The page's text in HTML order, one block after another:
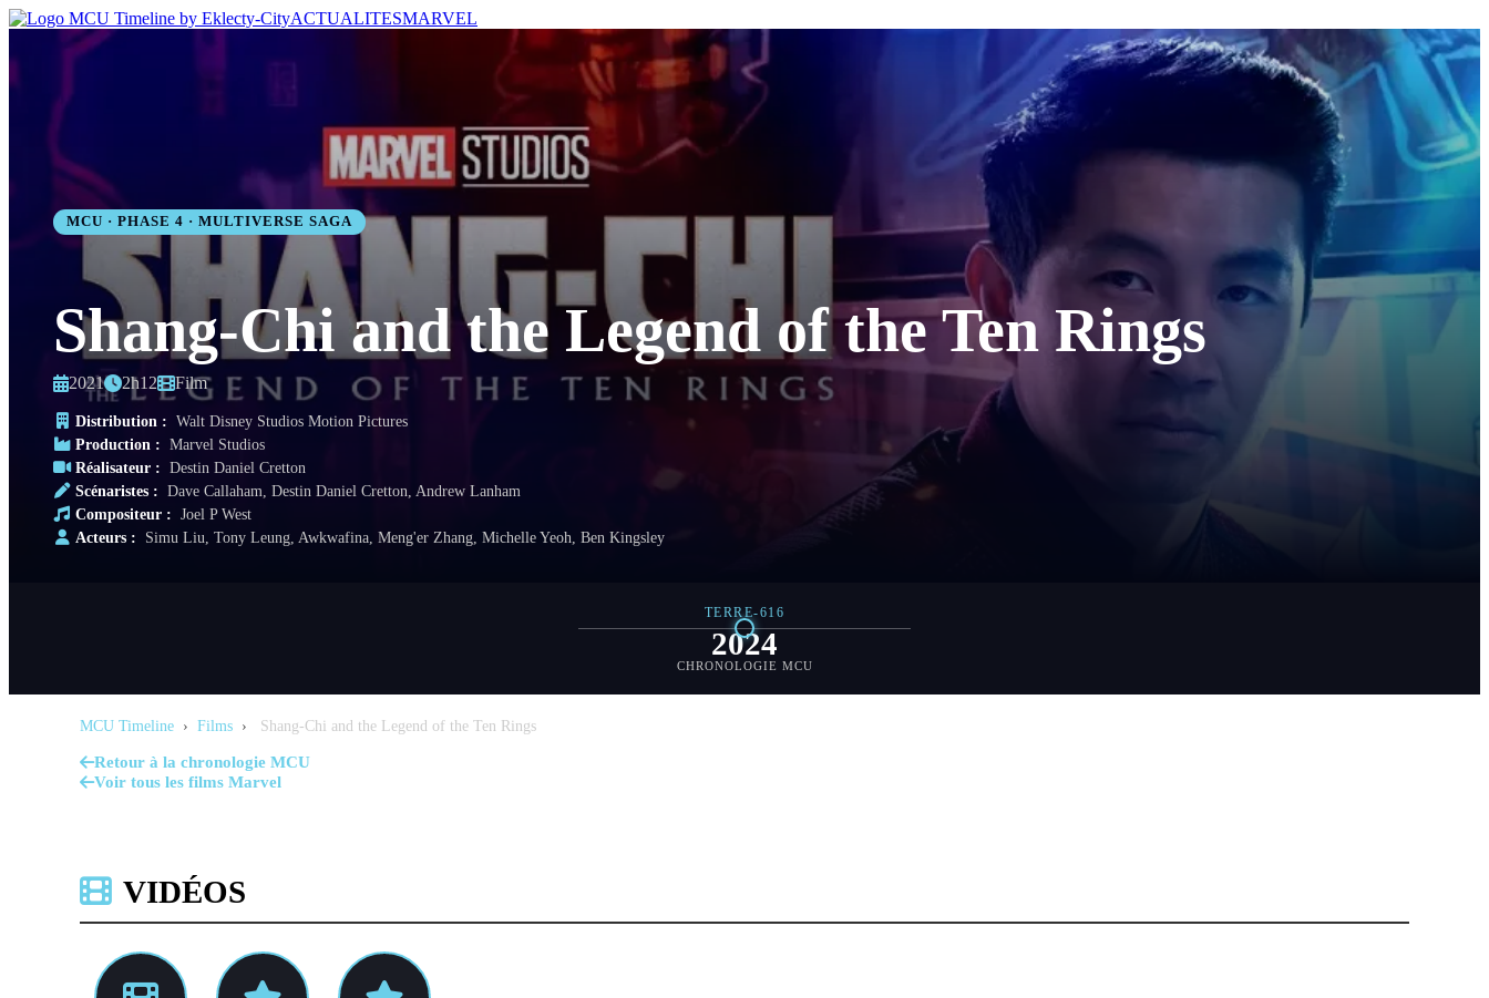
ACTUALITESMARVEL
MCU · PHASE 4 · MULTIVERSE SAGA
Shang-Chi and the Legend of the Ten Rings
2021 2h12 Film
Distribution : Walt Disney Studios Motion Pictures
Production : Marvel Studios
Réalisateur : Destin Daniel Cretton
Scénaristes : Dave Callaham, Destin Daniel Cretton, Andrew Lanham
Compositeur : Joel P West
Acteurs :
Simu Liu, Tony Leung, Awkwafina, Meng'er Zhang, Michelle Yeoh, Ben Kingsley
TERRE-616
2024
CHRONOLOGIE MCU
MCU Timeline › Films › Shang-Chi and the Legend of the Ten Rings
Retour à la chronologie MCU
Voir tous les films Marvel
VIDÉOS